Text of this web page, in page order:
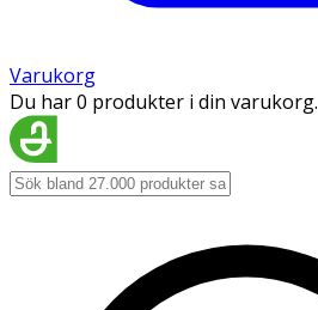
Varukorg
Du har 0 produkter i din varukorg.